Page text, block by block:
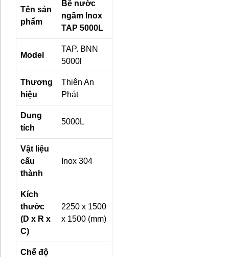
Tên sản
phẩm
Bể nước
ngầm Inox
TAP 5000L
Model
TAP. BNN
5000l
Thương
hiệu
Thiên An
Phát
Dung
tích
5000L
Vật liệu
cấu
thành
Inox 304
Kích
thước
(D x R x
C)
2250 x 1500
x 1500 (mm)
Chế độ